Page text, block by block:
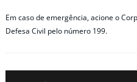
Em caso de emergência, acione o
Defesa Civil pelo número 199.